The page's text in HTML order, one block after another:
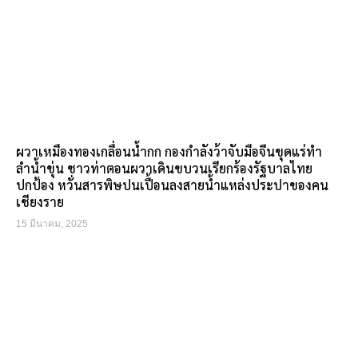
ผวาเหมืองทองเกลื่อนน้ำกก กองกำลังว้าจับมือจีนขุดแร่ทำ
ลำน้ำขุ่น ชาวท่าตอนผวาเดินขบวนเรียกร้องรัฐบาลไทย
ปกป้อง หวั่นสารพิษปนเปื้อนลงสายน้ำแหล่งประปาของคน
เชียงราย
15 มีนาคม, 2025